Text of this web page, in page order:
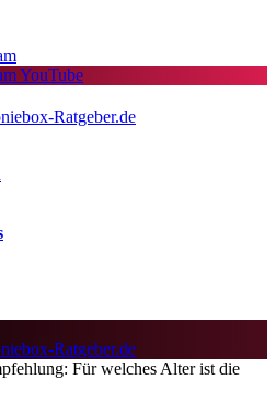
YouTube
Für welches Alter ist die